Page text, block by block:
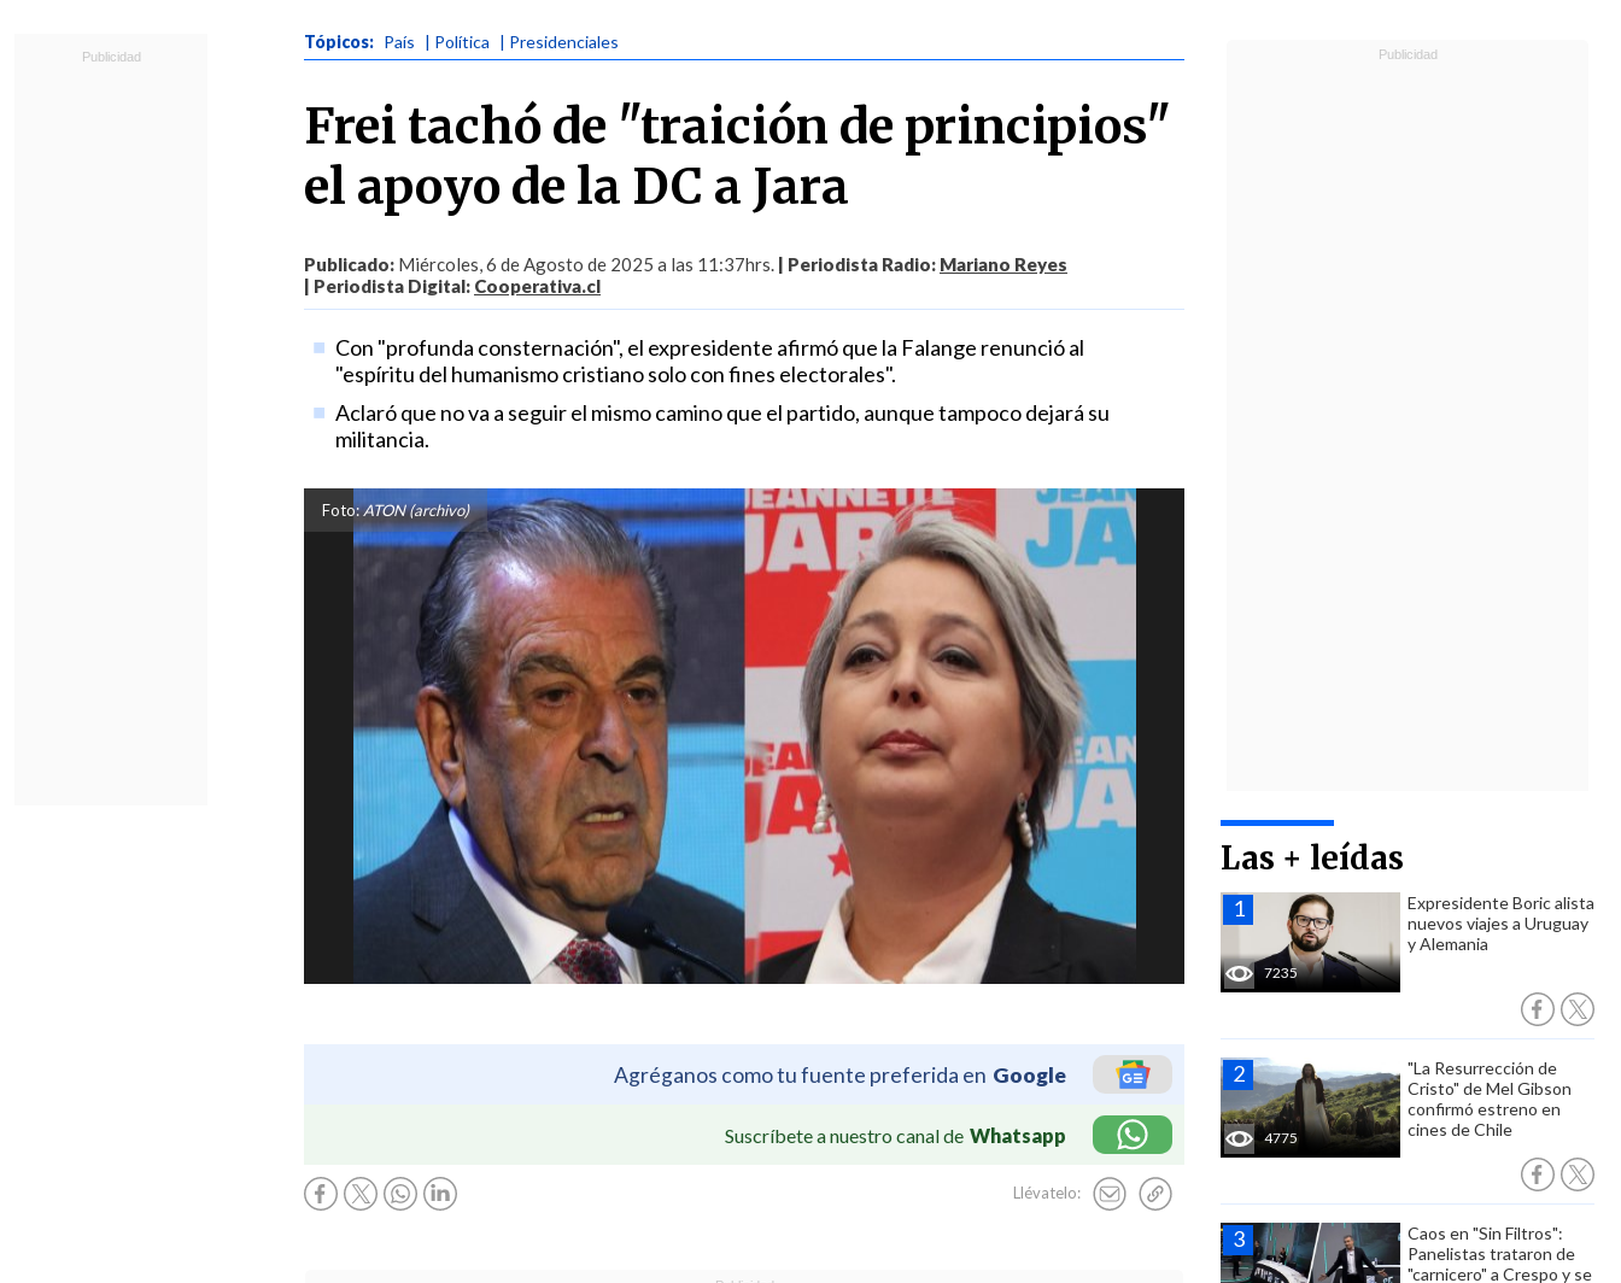
Tópicos: País | Política | Presidenciales
Frei tachó de "traición de principios"
el apoyo de la DC a Jara
Publicado: Miércoles, 6 de Agosto de 2025 a las 11:37hrs. | Periodista Radio: Mariano Reyes
| Periodista Digital: Cooperativa.cl
Con "profunda consternación", el expresidente afirmó que la Falange renunció al
"espíritu del humanismo cristiano solo con fines electorales".
Aclaró que no va a seguir el mismo camino que el partido, aunque tampoco dejará su
militancia.
Foto:ATON (archivo)
Agréganos como tu fuente preferida en Google
Suscríbete a nuestro canal de Whatsapp
Llévatelo:
Las + leídas
7235
Expresidente Boric alista
nuevos viajes a Uruguay
y Alemania
4775
"La Resurrección de
Cristo" de Mel Gibson
confirmó estreno en
cines de Chile
Caos en "Sin Filtros":
Panelistas trataron de
"carnicero" a Crespo y se